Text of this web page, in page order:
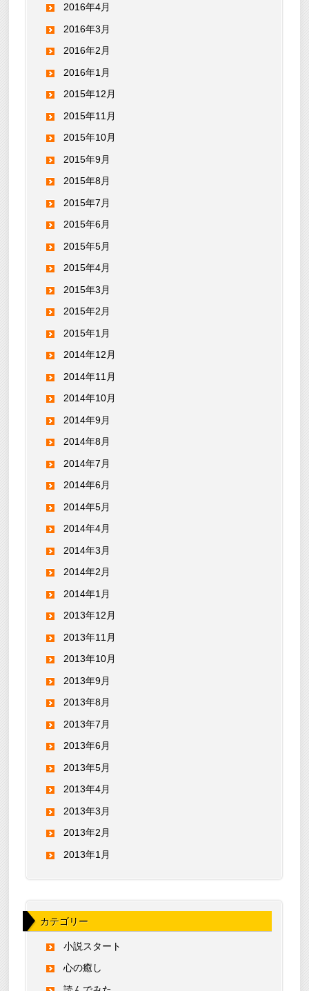
2016年4月
2016年3月
2016年2月
2016年1月
2015年12月
2015年11月
2015年10月
2015年9月
2015年8月
2015年7月
2015年6月
2015年5月
2015年4月
2015年3月
2015年2月
2015年1月
2014年12月
2014年11月
2014年10月
2014年9月
2014年8月
2014年7月
2014年6月
2014年5月
2014年4月
2014年3月
2014年2月
2014年1月
2013年12月
2013年11月
2013年10月
2013年9月
2013年8月
2013年7月
2013年6月
2013年5月
2013年4月
2013年3月
2013年2月
2013年1月
カテゴリー
小説スタート
心の癒し